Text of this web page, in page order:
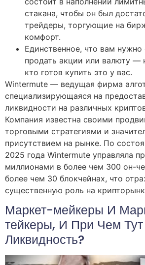
стакана, чтобы он был
трейдеры, торгующие на
комфорт.
Единственное, что вам нужно
продать акции или валюту —
кто готов купить это у вас.
Wintermute — ведущая фирма
специализирующаяся на
ликвидности на различных
Компания известна своими
торговыми стратегиями и
присутствием на рынке. По
2025 года Wintermute управляла
миллионами в более чем 300 он-
более чем 30 блокчейнах, что
существенную роль на
Маркет-мейкеры И
тейкеры, И При Чем Тут
Ликвидность?